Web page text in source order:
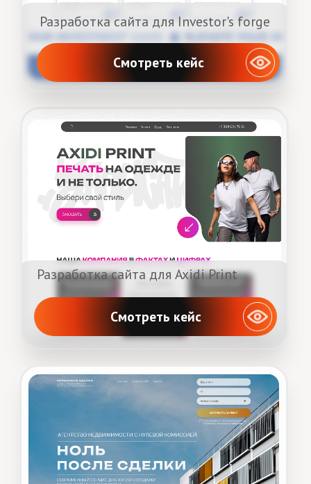
Обсудить проект
+7 991 535 82 94
политика конфиденциальности
согласие на обработку персональных данных
не является публичной офертой
Маркетинг
Контакты
Сайт на Tilda
Сайт на Wordpress
Корпоративный сайт
Интернет-магазин
Редизайн сайта
Сайт для онлайн школ
строительства и